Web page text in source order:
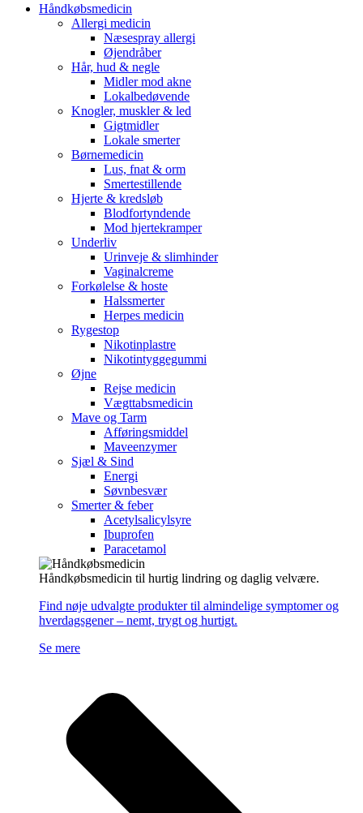
Håndkøbsmedicin
Allergi medicin
Næsespray allergi
Øjendråber
Hår, hud & negle
Midler mod akne
Lokalbedøvende
Knogler, muskler & led
Gigtmidler
Lokale smerter
Børnemedicin
Lus, fnat & orm
Smertestillende
Hjerte & kredsløb
Blodfortyndende
Mod hjertekramper
Underliv
Urinveje & slimhinder
Vaginalcreme
Forkølelse & hoste
Halssmerter
Herpes medicin
Rygestop
Nikotinplastre
Nikotintyggegummi
Øjne
Rejse medicin
Vægttabsmedicin
Mave og Tarm
Afføringsmiddel
Maveenzymer
Sjæl & Sind
Energi
Søvnbesvær
Smerter & feber
Acetylsalicylsyre
Ibuprofen
Paracetamol
Håndkøbsmedicin til hurtig lindring og daglig velvære.
Find nøje udvalgte produkter til almindelige symptomer og
hverdagsgener – nemt, trygt og hurtigt.
Se mere